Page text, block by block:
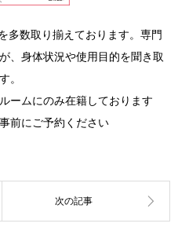
多数取り揃えております。専門
、身体状況や使用目的を聞き取
。
ームにのみ在籍しております
前にご予約ください